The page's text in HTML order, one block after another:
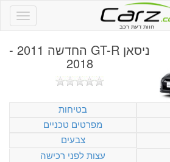
חוות דעת רכב
ניסאן GT-R החדשה 2011 -
2018
בטיחות
מפרטים טכניים
צבעים
עצות לפני רכישה